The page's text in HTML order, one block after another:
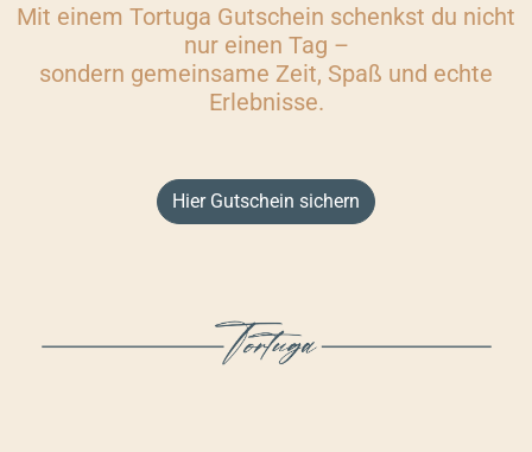
Mit einem Tortuga Gutschein schenkst du nicht
nur einen Tag –
sondern gemeinsame Zeit, Spaß und echte
Erlebnisse.
Hier Gutschein sichern